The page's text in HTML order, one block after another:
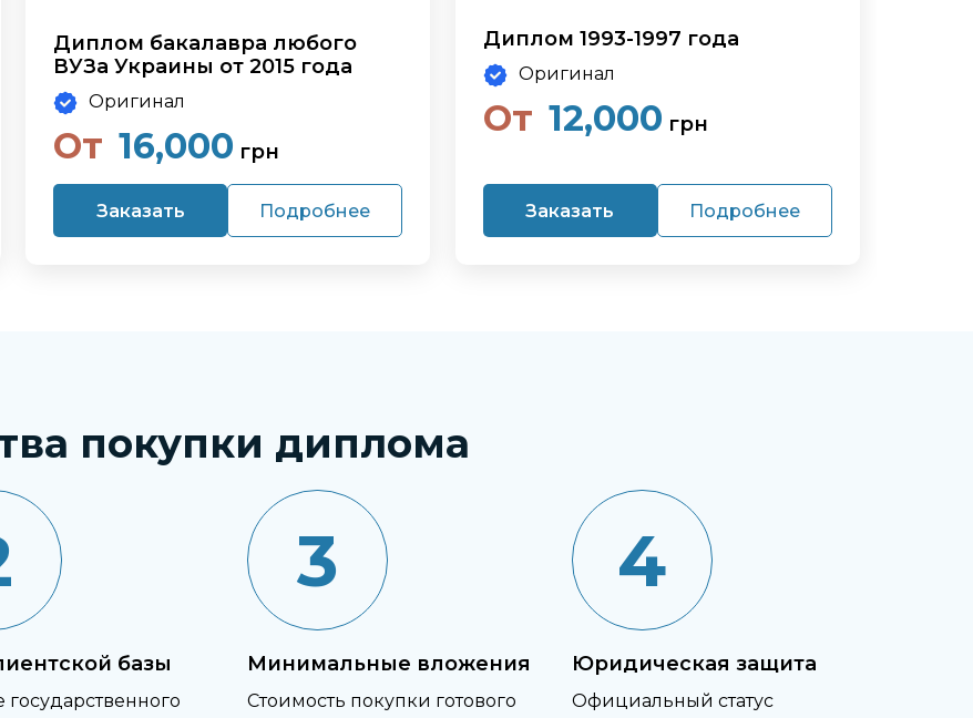
Диплом бакалавра любого
ВУЗа Украины от 2015 года
Оригинал
От 16,000 грн
Заказать Подробнее
Диплом 1993-1997 года
Оригинал
От 12,000 грн
Заказать Подробнее
покупки диплома
базы
3
Минимальные вложения
Стоимость покупки готового
4
Юридическая защита
Официальный статус